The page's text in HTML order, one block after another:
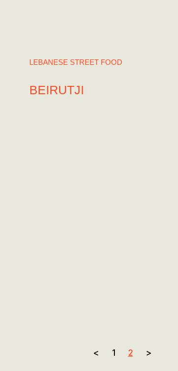
LEBANESE STREET FOOD
BEIRUTJI
< 1 2 >